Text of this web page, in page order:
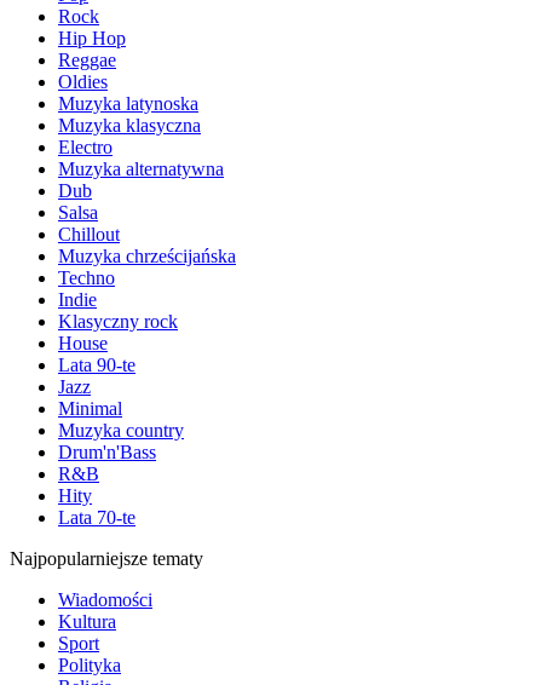
Rock
Hip Hop
Reggae
Oldies
Muzyka latynoska
Muzyka klasyczna
Electro
Muzyka alternatywna
Dub
Salsa
Chillout
Muzyka chrześcijańska
Techno
Indie
Klasyczny rock
House
Lata 90-te
Jazz
Minimal
Muzyka country
Drum'n'Bass
R&B
Hity
Lata 70-te
Najpopularniejsze tematy
Wiadomości
Kultura
Sport
Polityka